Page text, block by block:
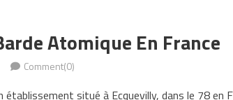
Atomique En France
Comment(0)
établissement situé à Ecquevilly, dans le 78 en